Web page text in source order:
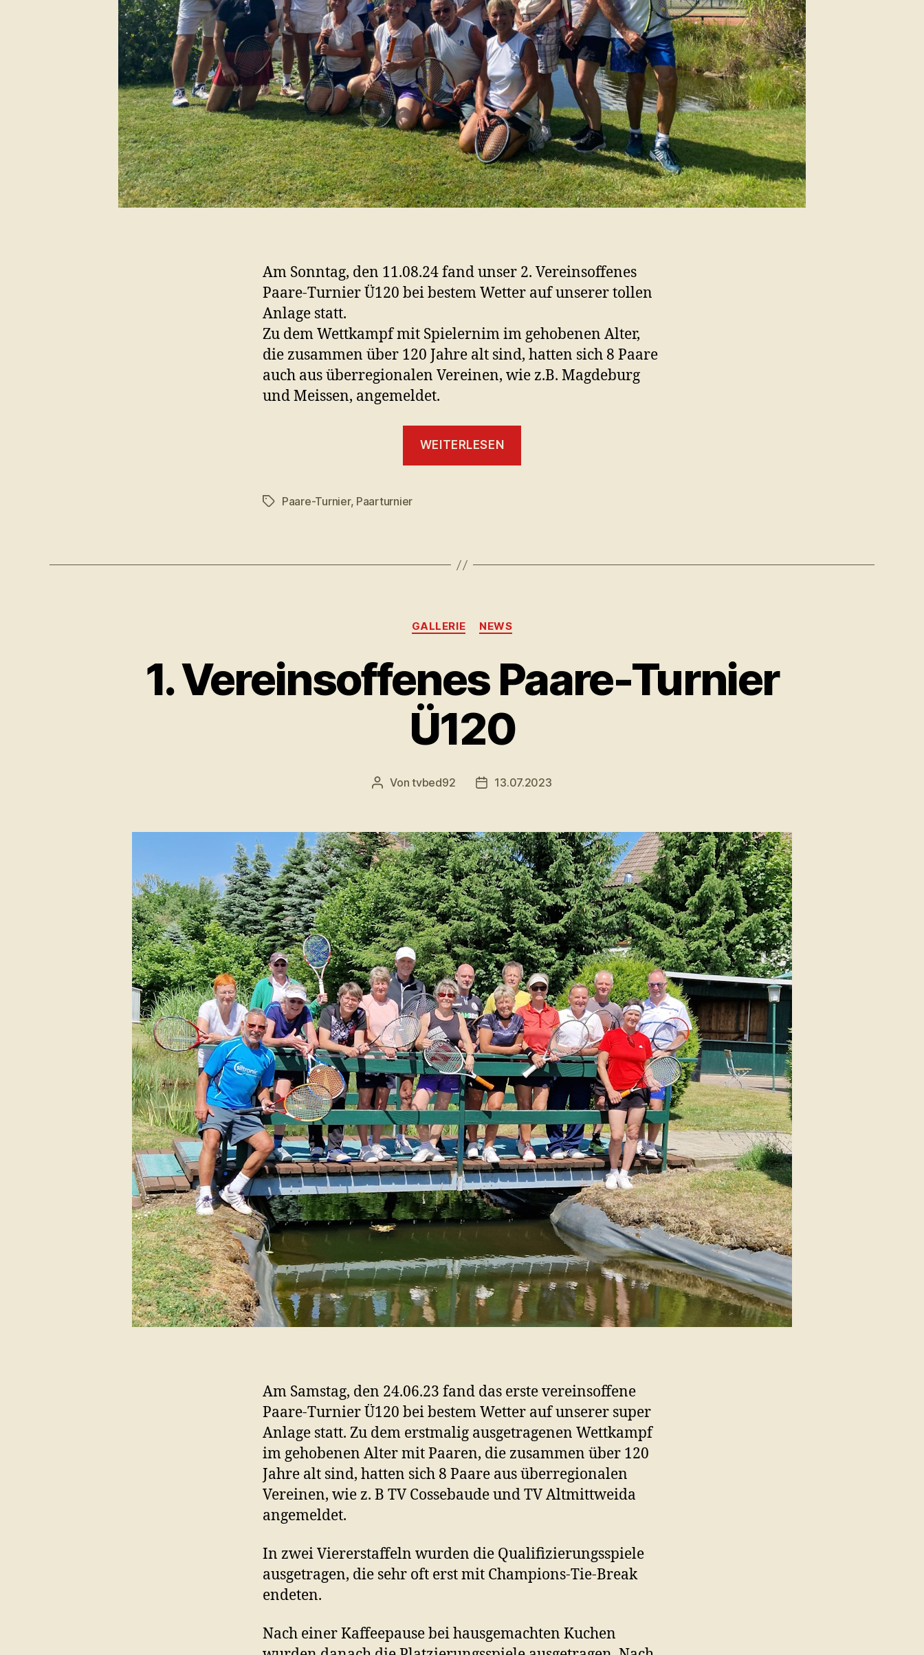
Am Sonntag, den 11.08.24 fand unser 2. Vereinsoffenes
Paare-Turnier Ü120 bei bestem Wetter auf unserer tollen
Anlage statt.
Zu dem Wettkampf mit Spielernim im gehobenen Alter,
die zusammen über 120 Jahre alt sind, hatten sich 8 Paare
auch aus überregionalen Vereinen, wie z.B. Magdeburg
und Meissen, angemeldet.
WEITERLESEN
Schlagwörter
Paare-Turnier, Paarturnier
Kategorien
GALLERIE NEWS
1. Vereinsoffenes Paare-Turnier
Ü120
Beitragsautor
Vontvbed92 Veröffentlichungsdatum
13.07.2023
Am Samstag, den 24.06.23 fand das erste vereinsoffene
Paare-Turnier Ü120 bei bestem Wetter auf unserer super
Anlage statt. Zu dem erstmalig ausgetragenen Wettkampf
im gehobenen Alter mit Paaren, die zusammen über 120
Jahre alt sind, hatten sich 8 Paare aus überregionalen
Vereinen, wie z. B TV Cossebaude und TV Altmittweida
angemeldet.
In zwei Viererstaffeln wurden die Qualifizierungsspiele
ausgetragen, die sehr oft erst mit Champions-Tie-Break
endeten.
Nach einer Kaffeepause bei hausgemachten Kuchen